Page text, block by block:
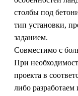
столбы под
тип установки,
заданием.
Совместимо с
При
проекта в
либо